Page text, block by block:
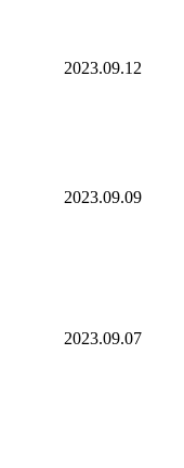
2023.09.12
2023.09.09
2023.09.07